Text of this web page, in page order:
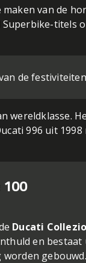
van de
titels
de
wereldklasse.
996 uit
Ducati
en
gebouwd.